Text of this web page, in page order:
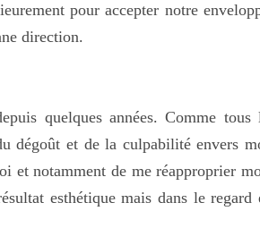
pour accepter notre
direction.
quelques années. Comme tous
dégoût et de la culpabilité envers
et notamment de me réapproprier
esthétique mais dans le regard